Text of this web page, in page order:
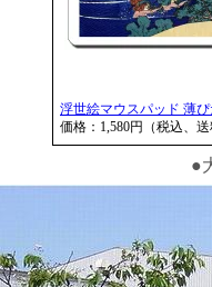
浮世絵マウスパッド 薄
価格：1,580円（税込、
●